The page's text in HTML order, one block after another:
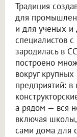
Традиция
для
и для ученых и
специалистов
зародилась в
построено
вокруг
предприятий:
а рядом — вся
включая
сами дома для